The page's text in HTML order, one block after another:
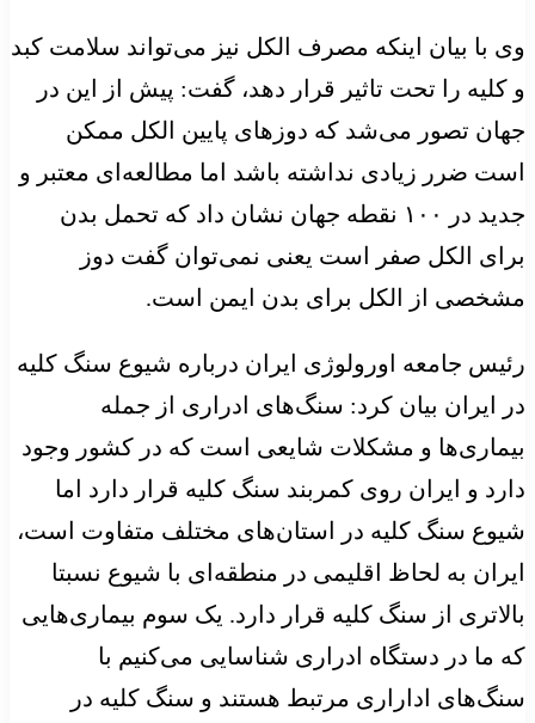
وی با بیان اینکه مصرف الکل نیز می‌تواند سلامت کبد
و کلیه را تحت تاثیر قرار دهد، گفت: پیش از این در
جهان تصور می‌شد که دوزهای پایین الکل ممکن
است ضرر زیادی نداشته باشد اما مطالعه‌ای معتبر و
جدید در ۱۰۰ نقطه جهان نشان داد که تحمل بدن
برای الکل صفر است یعنی نمی‌توان گفت دوز
مشخصی از الکل برای بدن ایمن است.
رئیس جامعه اورولوژی ایران درباره شیوع سنگ کلیه
در ایران بیان کرد: سنگ‌های ادراری از جمله
بیماری‌ها و مشکلات شایعی است که در کشور وجود
دارد و ایران روی کمربند سنگ کلیه قرار دارد اما
شیوع سنگ کلیه در استان‌های مختلف متفاوت است،
ایران به لحاظ اقلیمی در منطقه‌ای با شیوع نسبتا
بالاتری از سنگ کلیه قرار دارد. یک سوم بیماری‌هایی
که ما در دستگاه ادراری شناسایی می‌کنیم با
سنگ‌های اداراری مرتبط هستند و سنگ کلیه در